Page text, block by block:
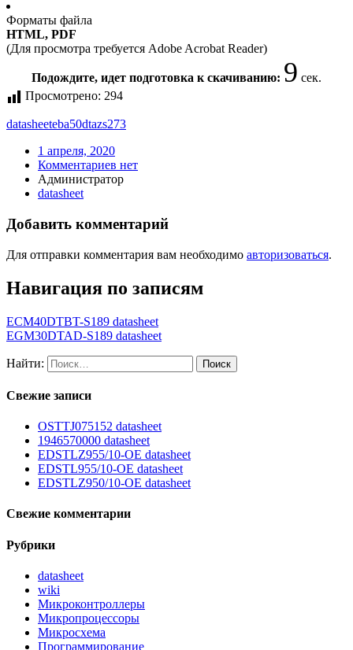
Форматы файла
HTML, PDF
(Для просмотра требуется Adobe Acrobat Reader)
Подождите, идет подготовка к скачиванию: 9 сек.
Просмотрено: 294
datasheeteba50dtazs273
1 апреля, 2020
Комментариев нет
Администратор
datasheet
Добавить комментарий
Для отправки комментария вам необходимо авторизоваться.
Навигация по записям
ECM40DTBT-S189 datasheet
EGM30DTAD-S189 datasheet
Найти:
Свежие записи
OSTTJ075152 datasheet
1946570000 datasheet
EDSTLZ955/10-OE datasheet
EDSTL955/10-OE datasheet
EDSTLZ950/10-OE datasheet
Свежие комментарии
Рубрики
datasheet
wiki
Микроконтроллеры
Микропроцессоры
Микросхема
Программирование